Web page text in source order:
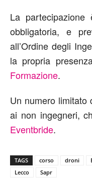
La
obbligatoria, e
all’Ordine degli
la propria
Formazione.
Un numero limitato
ai non ingegneri,
Eventbride.
TAGS corso droni
Lecco
Sapr